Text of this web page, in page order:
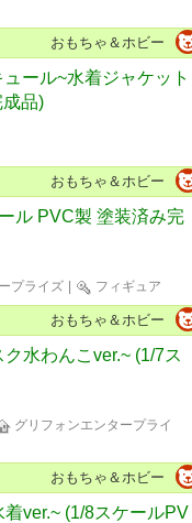
おもちゃ＆ホビー
ール~水着ジャケット
品)
おもちゃ＆ホビー
ル PVC製 塗装済み完
プライズ フィギュア
おもちゃ＆ホビー
水わんこver.~ (1/7ス
グリフォンエンタープライ
おもちゃ＆ホビー
ver.~ (1/8スケールPV